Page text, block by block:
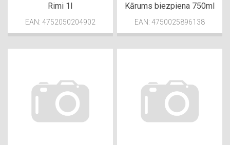
Rimi 1l
EAN: 4752050204902
Kārums biezpiena 750ml
EAN: 4750025896138